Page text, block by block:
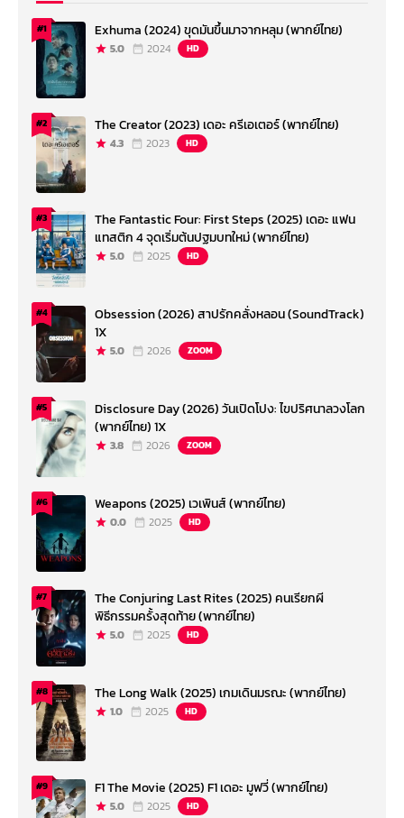
#1 Exhuma (2024) ขุดมันขึ้นมาจากหลุม (พากย์ไทย)
5.0 2024 HD
#2 The Creator (2023) เดอะ ครีเอเตอร์ (พากย์ไทย)
4.3 2023 HD
#3
The Fantastic Four: First Steps (2025) เดอะ แฟน
แทสติก 4 จุดเริ่มต้นปฐมบทใหม่ (พากย์ไทย)
5.0 2025 HD
#4
Obsession (2026) สาปรักคลั่งหลอน (SoundTrack)
1X
5.0 2026 ZOOM
#5
Disclosure Day (2026) วันเปิดโปง: ไขปริศนาลวงโลก
(พากย์ไทย) 1X
3.8 2026 ZOOM
#6 Weapons (2025) เวเพินส์ (พากย์ไทย)
0.0 2025 HD
#7
The Conjuring Last Rites (2025) คนเรียกผี
พิธีกรรมครั้งสุดท้าย (พากย์ไทย)
5.0 2025 HD
#8 The Long Walk (2025) เกมเดินมรณะ (พากย์ไทย)
1.0 2025 HD
#9 F1 The Movie (2025) F1 เดอะ มูฟวี่ (พากย์ไทย)
5.0 2025 HD